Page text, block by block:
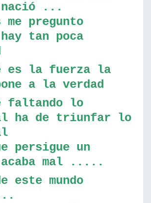
nació ...
me pregunto
tan poca
es la fuerza la
a la verdad
faltando lo
ha de triunfar lo
persigue un
mal .....
este mundo